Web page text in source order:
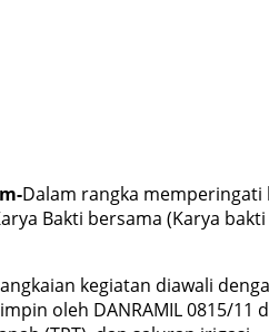
Dalam rangka memperingati
Bakti bersama (Karya
kegiatan diawali
oleh DANRAMIL 0815/